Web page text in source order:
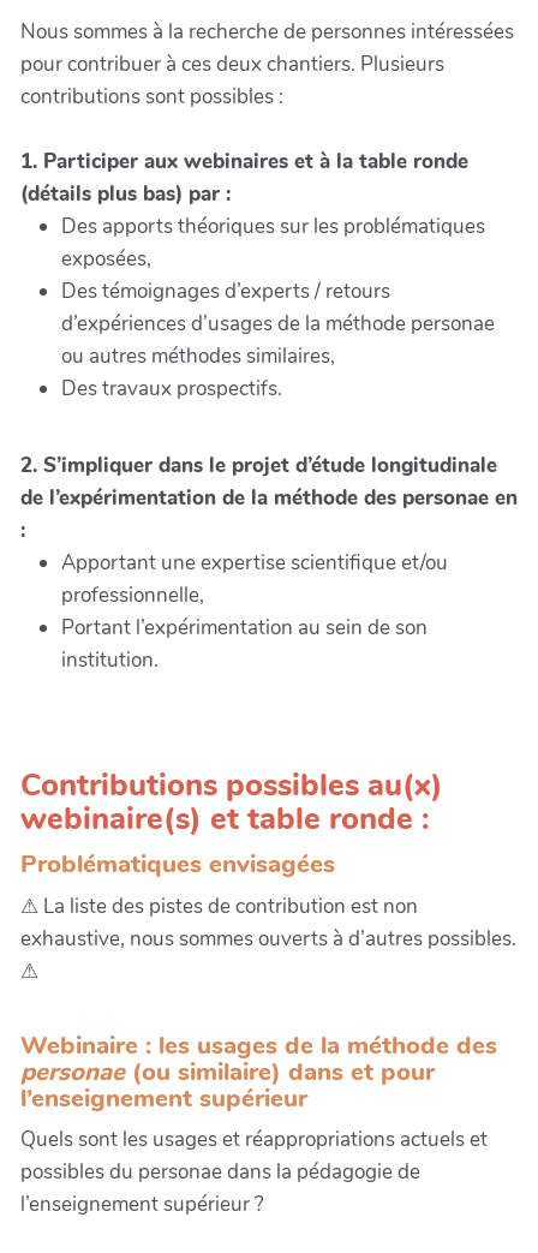
Nous sommes à la recherche de personnes intéressées
pour contribuer à ces deux chantiers. Plusieurs
contributions sont possibles :
1. Participer aux webinaires et à la table ronde
(détails plus bas) par :
Des apports théoriques sur les problématiques
exposées,
Des témoignages d’experts / retours
d’expériences d’usages de la méthode personae
ou autres méthodes similaires,
Des travaux prospectifs.
2. S’impliquer dans le projet d’étude longitudinale
de l’expérimentation de la méthode des personae en
:
Apportant une expertise scientifique et/ou
professionnelle,
Portant l’expérimentation au sein de son
institution.
Contributions possibles au(x)
webinaire(s) et table ronde :
Problématiques envisagées
⚠ La liste des pistes de contribution est non
exhaustive, nous sommes ouverts à d’autres possibles.
⚠
Webinaire : les usages de la méthode des
personae(ou similaire) dans et pour
l’enseignement supérieur
Quels sont les usages et réappropriations actuels et
possibles du personae dans la pédagogie de
l’enseignement supérieur ?